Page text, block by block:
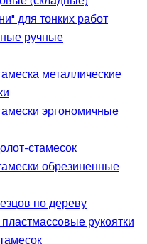
для тонких работ
ручные
металлические
эргономичные
стамесок
обрезиненные
по дереву
рукоятки